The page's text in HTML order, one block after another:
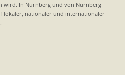
wird. In Nürnberg und von Nürnberg
lokaler, nationaler und internationaler